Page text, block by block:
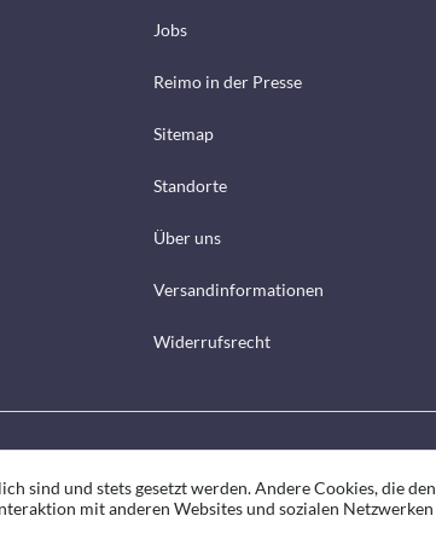
Jobs
Reimo in der Presse
Sitemap
Standorte
Über uns
Versandinformationen
Widerrufsrecht
sind und stets gesetzt werden. Andere Cookies, die den
mit anderen Websites und sozialen Netzwerken